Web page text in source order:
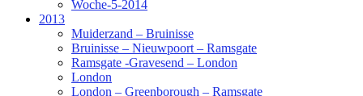
Woche-5-2014
2013
Muiderzand – Bruinisse
Bruinisse – Nieuwpoort – Ramsgate
Ramsgate -Gravesend – London
London
London – Greenborough – Ramsgate